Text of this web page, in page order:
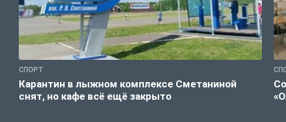
СПОРТ
Карантин в лыжном комплексе Сметаниной
снят, но кафе всё ещё закрыто